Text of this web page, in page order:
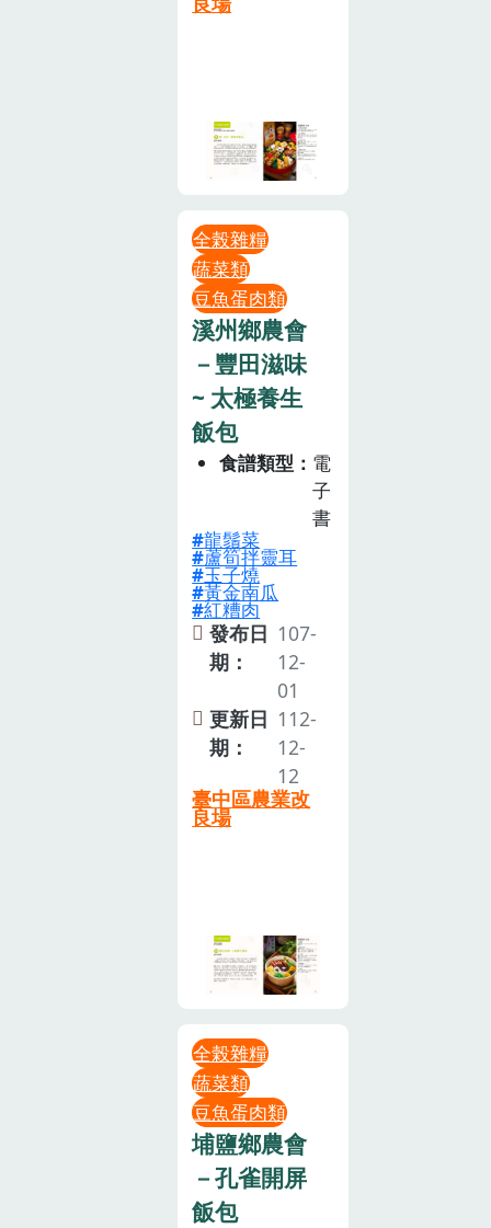
全榖雜糧
蔬菜類
豆魚蛋肉類
溪州鄉農會
－豐田滋味
~ 太極養生
飯包
食譜類型
電
子
書
龍鬚菜
蘆筍拌靈耳
玉子燒
黃金南瓜
紅糟肉
發布日
期：
107-
12-
01
更新日
期：
112-
12-
12
臺中區農業改
良場
全榖雜糧
蔬菜類
豆魚蛋肉類
埔鹽鄉農會
－孔雀開屏
飯包